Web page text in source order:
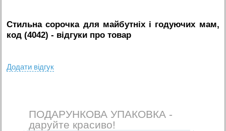
Стильна сорочка для майбутніх і годуючих мам,
код (4042) - вiдгуки про товар
Додати вiдгук
ПОДАРУНКОВА УПАКОВКА -
даруйте красиво!